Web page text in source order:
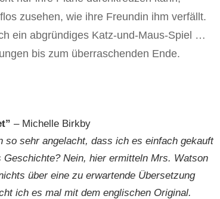
zusehen, wie ihre Freundin ihm verfällt.
ein abgründiges Katz-und-Maus-Spiel …
bis zum überraschenden Ende.
– Michelle Birkby
so sehr angelacht, dass ich es einfach gekauft
Geschichte? Nein, hier ermitteln Mrs. Watson
über eine zu erwartende Übersetzung
ich es mal mit dem englischen Original.